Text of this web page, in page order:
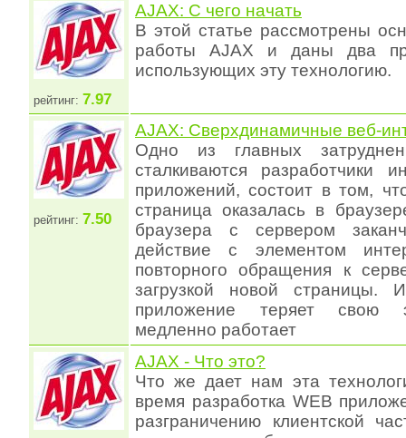
рейтинг: 7.97
AJAX: С чего начать
В этой статье рассмотрены
работы AJAX и даны два
использующих эту технологию.
рейтинг: 7.50
AJAX: Сверхдинамичные веб-
Одно из главных
сталкиваются разработчики
приложений, состоит в том,
страница оказалась в
браузера с сервером
действие с элементом
повторного обращения к
загрузкой новой страницы.
приложение теряет свою
медленно работает
AJAX - Что это?
Что же дает нам эта
время разработка WEB
разграничению клиентской